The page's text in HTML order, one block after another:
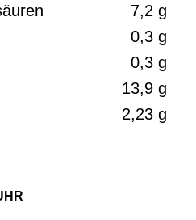
7,2 g
0,3 g
0,3 g
13,9 g
2,23 g